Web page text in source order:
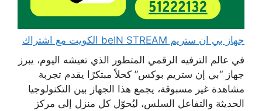
جهاز بي ان ستريم beIN STREAM الكويت مع اشتراك
في عالم الترفيه الرقمي المتطور الذي تعيشه اليوم، يبرز
جهاز “بي إن ستريم بوكس” كحلاً مبتكرًا يقدم تجربة
مشاهدة غير مسبوقة، يجمع هذا الجهاز بين التكنولوجيا
الحديثة والتفاعل السلس، ليُحوّل كل منزل إلى مركز